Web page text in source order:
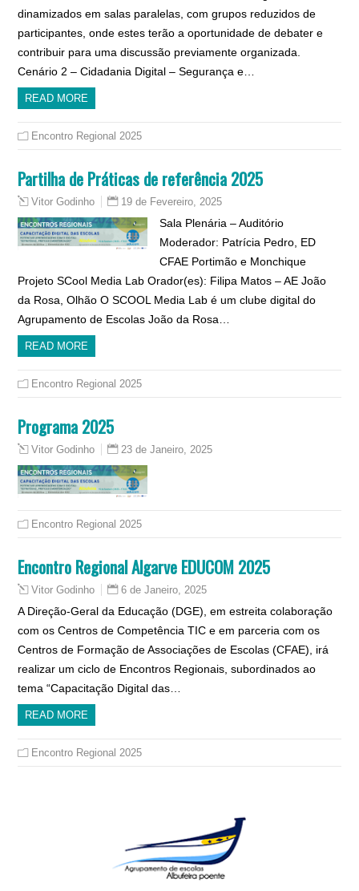
dinamizados em salas paralelas, com grupos reduzidos de
participantes, onde estes terão a oportunidade de debater e
contribuir para uma discussão previamente organizada.
Cenário 2 – Cidadania Digital – Segurança e…
READ MORE
Encontro Regional 2025
Partilha de Práticas de referência 2025
Vitor Godinho 19 de Fevereiro, 2025
Sala Plenária – Auditório
Moderador: Patrícia Pedro, ED
CFAE Portimão e Monchique
Projeto SCool Media Lab Orador(es): Filipa Matos – AE João
da Rosa, Olhão O SCOOL Media Lab é um clube digital do
Agrupamento de Escolas João da Rosa…
READ MORE
Encontro Regional 2025
Programa 2025
Vitor Godinho 23 de Janeiro, 2025
Encontro Regional 2025
Encontro Regional Algarve EDUCOM 2025
Vitor Godinho 6 de Janeiro, 2025
A Direção-Geral da Educação (DGE), em estreita colaboração
com os Centros de Competência TIC e em parceria com os
Centros de Formação de Associações de Escolas (CFAE), irá
realizar um ciclo de Encontros Regionais, subordinados ao
tema “Capacitação Digital das…
READ MORE
Encontro Regional 2025